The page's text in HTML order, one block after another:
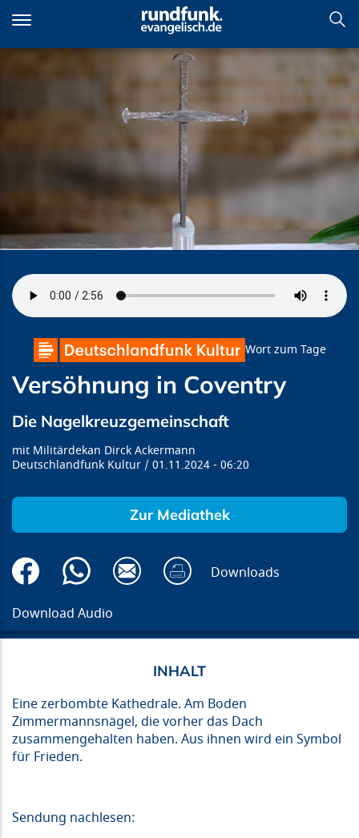
zum
Inhalt
Versöhnung in Coventry
Wort zum Tage
Versöhnung in Coventry
Die Nagelkreuzgemeinschaft
Militärdekan Dirck Ackermann
Deutschlandfunk Kultur
01.11.2024 06:20
Zur Mediathek
Downloads
Download Audio
Eine zerbombte Kathedrale. Am Boden
Zimmermannsnägel, die vorher das Dach
zusammengehalten haben. Aus ihnen wird ein Symbol
für Frieden.
Sendung nachlesen: